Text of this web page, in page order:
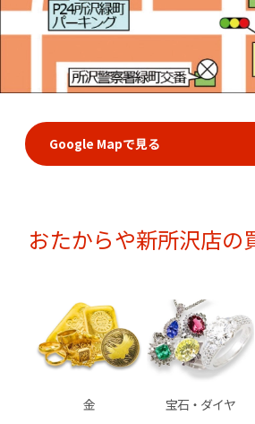
Google Mapで見る
おたからや新所沢店の
金 宝石・ダイヤ